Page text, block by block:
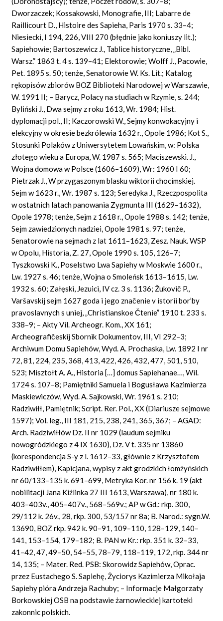
Dworzaczek; Kossakowski, Monografie, III; Labarre de
Raillicourt D., Histoire des Sapieha, Paris 1970 s. 33–4;
Niesiecki, I 194, 226, VIII 270 (błędnie jako koniuszy lit.);
Sapiehowie; Bartoszewicz J., Tablice historyczne, „Bibl.
Warsz.” 1863 t. 4 s. 139–41; Elektorowie; Wolff J., Pacowie,
Pet. 1895 s. 50; tenże, Senatorowie W. Ks. Lit.; Katalog
rękopisów zbiorów BOZ Biblioteki Narodowej w Warszawie,
W. 1991 II; – Barycz, Polacy na studiach w Rzymie, s. 244;
Byliński J., Dwa sejmy z roku 1613, Wr. 1984; Hist.
dyplomacji pol., II; Kaczorowski W., Sejmy konwokacyjny i
elekcyjny w okresie bezkrólewia 1632 r., Opole 1986; Kot S.,
Stosunki Polaków z Uniwersytetem Lowańskim, w: Polska
złotego wieku a Europa, W. 1987 s. 565; Maciszewski. J.,
Wojna domowa w Polsce (1606–1609), Wr: 1960 I 60;
Pietrzak J., W przygaszonym blasku wiktorii chocimskiej.
Sejm w 1623 r., Wr. 1987 s. 123; Seredyka J., Rzeczpospolita
w ostatnich latach panowania Zygmunta III (1629–1632),
Opole 1978; tenże, Sejm z 1618 r., Opole 1988 s. 142; tenże,
Sejm zawiedzionych nadziei, Opole 1981 s. 97; tenże,
Senatorowie na sejmach z lat 1611–1623, Zesz. Nauk. WSP
w Opolu, Historia, Z. 27, Opole 1990 s. 105, 126–7;
Tyszkowski K., Poselstwo Lwa Sapiehy w Moskwie 1600 r.,
Lw. 1927 s. 46; tenże, Wojna o Smoleńsk 1613–1615, Lw.
1932 s. 60; Załęski, Jezuici, IV cz. 3 s. 1136; Žukovič P.,
Varšavskij sejm 1627goda i jego značeniev istoriibor’by
pravoslavnychsuniej, „Christianskoe Čtenie” 1910t. 233s.
338–9; – AktyVil. Archeogr. Kom.,XX 161;
Archeografičeskij Sbornik Dokumentov, III, VI 292–3;
Archiwum Domu Sapiehów, Wyd. A. Prochaska, Lw. 1892 I nr
72, 81, 224, 235, 368, 413, 422, 426, 432, 477, 501, 510,
523; Misztołt A. A., Historia […] domus Sapiehanae…, Wil.
1724 s. 107–8; Pamiętniki Samuela i Bogusława Kazimierza
Maskiewiczów, Wyd. A. Sajkowski, Wr. 1961 s. 210;
Radziwiłł, Pamiętnik; Script. Rer. Pol., XX (Diariusze sejmowe
1597); Vol. leg., III 181, 215, 238, 241, 365, 367; – AGAD:
Arch. Radziwiłłów Dz. II nr 1029 (laudum sejmiku
nowogródzkiego z 4 IX 1630), Dz. V t. 335 nr 13860
(korespondencja S-y z l. 1612–33, głównie z Krzysztofem
Radziwiłłem), Kapicjana, wypisy z akt grodzkich łomżyńskich
nr 60/133–135 k. 691–699, Metryka Kor. nr 156 k. 19 (akt
nobilitacji Jana Kiźlinka 27 III 1613, Warszawa), nr 180 k.
403–403v., 405–407v., 568–569v.; AP w Gd.: rkp. 300,
29/112 k. 26v., 28, rkp. 300, 53/157 nr 8a; B. Narod.: sygn.W.
13690, BOZ rkp. 942 k. 90–91, 109–110, 128–129, 140–
141, 153–154, 179–182; B. PAN w Kr.: rkp. 351 k. 32–33,
41–42, 47, 49–50, 54–55, 78–79, 118–119, 172, rkp. 344 nr
14, 135; – Mater. Red. PSB: Skorowidz Sapiehów, Oprac.
przez Eustachego S. Sapiehę, Życiorys Kazimierza Mikołaja
Sapiehy pióra Andrzeja Rachuby; – Informacje Małgorzaty
Borkowskiej OSB na podstawie żarnowieckiej kartoteki
zakonnic polskich.